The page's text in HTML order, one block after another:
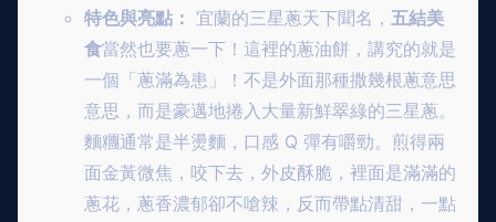
特色與亮點： 宜蘭的三星蔥天下聞名， 五結美
食當然也要蔥一下！這裡的蔥油餅，講究的就是
一個「蔥滿為患」！不是外面那種撒幾根蔥意思
意思，而是豪邁地捲入大量新鮮翠綠的三星蔥。
麵糰通常是半燙麵，口感 Q 彈有嚼勁。煎得兩
面金黃微焦，咬下去，外皮酥脆，裡面是滿滿的
蔥花，蔥香濃郁卻不嗆辣，反而帶點清甜，一點